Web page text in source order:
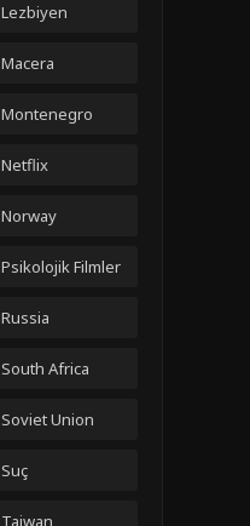
Lezbiyen
Macera
Montenegro
Netflix
Norway
Psikolojik Filmler
Russia
South Africa
Soviet Union
Suç
Taiwan